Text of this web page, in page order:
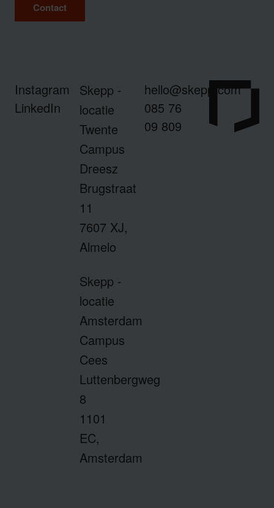
Contact
Instagram
LinkedIn
Skepp -
locatie
Twente
Campus
Dreesz
Brugstraat
11
7607 XJ,
Almelo
Skepp -
locatie
Amsterdam
Campus
Cees
Luttenbergweg
8
1101
EC,
Amsterdam
hello@skepp.com
085 76
09 809